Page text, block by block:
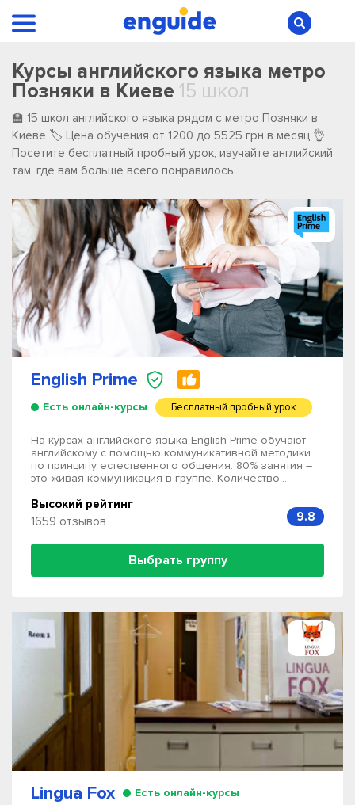
Курсы английского языка метро
Позняки в Киеве 15 школ
🏫 15 школ английского языка рядом с метро Позняки в
Киеве 🏷️ Цена обучения от 1200 до 5525 грн в месяц 👌
Посетите бесплатный пробный урок, изучайте английский
там, где вам больше всего понравилось
English Prime
Есть онлайн-курсы Бесплатный пробный урок
На курсах английского языка English Prime обучают
английскому с помощью коммуникативной методики
по принципу естественного общения. 80% занятия –
это живая коммуникация в группе. Количество...
Высокий рейтинг
1659 отзывов
9.8
Выбрать группу
Lingua Fox Есть онлайн-курсы